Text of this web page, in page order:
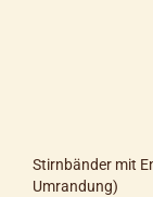
Stirnbänder mit
Umrandung)